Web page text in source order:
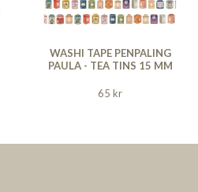
WASHI TAPE PENPALING
PAULA - TEA TINS 15 MM
65 kr